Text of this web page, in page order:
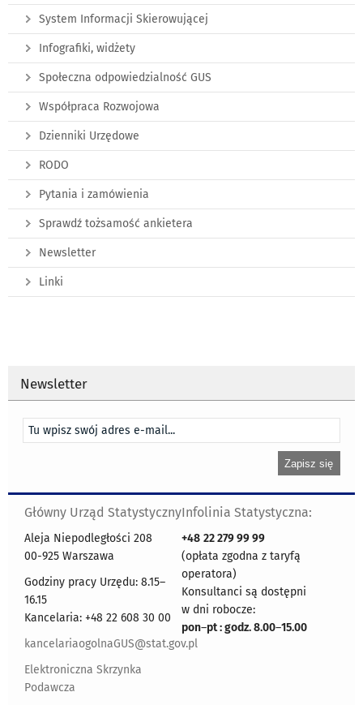
System Informacji Skierowującej
Infografiki, widżety
Społeczna odpowiedzialność GUS
Współpraca Rozwojowa
Dzienniki Urzędowe
RODO
Pytania i zamówienia
Sprawdź tożsamość ankietera
Newsletter
Linki
Newsletter
Główny Urząd Statystyczny
Aleja Niepodległości 208
00-925 Warszawa
Godziny pracy Urzędu: 8.15–
16.15
Kancelaria: +48 22 608 30 00
kancelariaogolnaGUS@stat.gov.pl
Elektroniczna Skrzynka
Podawcza
Infolinia Statystyczna:
+48 22 279 99 99
(opłata zgodna z taryfą
operatora)
Konsultanci są dostępni
w dni robocze:
pon–pt : godz. 8.00–15.00